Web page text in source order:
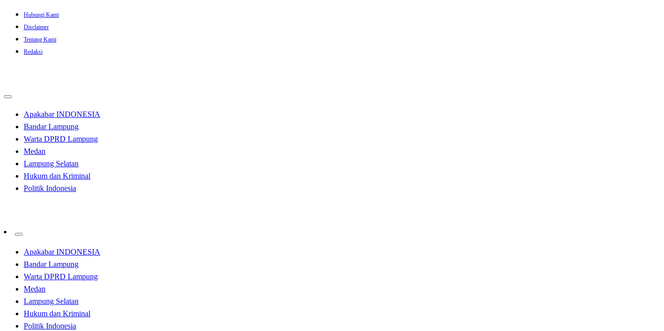
Skip
content
Hubungi Kami
Disclaimer
Tentang Kami
Redaksi
Apakabar INDONESIA
Bandar Lampung
Warta DPRD Lampung
Medan
Lampung Selatan
Hukum dan Kriminal
Politik Indonesia
Apakabar INDONESIA
Bandar Lampung
Warta DPRD Lampung
Medan
Lampung Selatan
Hukum dan Kriminal
Politik Indonesia